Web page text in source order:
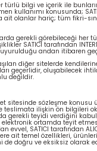
türlü bilgi ve içerik ile
kullanımı konusunda;
ait olanlar hariç; tüm fikri-
gerekli görebileceği her
SATICI tarafından
andan itibaren
diğer sitelerde
geçerlidir, oluşabilecek
değildir.
sitesinde sözleşme
teslimata ilişkin ön bilgileri
gerekli teyidi verdiğini
elektronik ortamda teyit
evvel, SATICI tarafından
ait temel özellikleri,
de doğru ve eksiksiz olarak